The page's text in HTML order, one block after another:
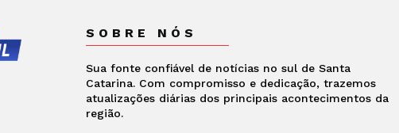
SOBRE NÓS
Sua fonte confiável de notícias no sul de Santa
Catarina. Com compromisso e dedicação, trazemos
atualizações diárias dos principais acontecimentos da
região.